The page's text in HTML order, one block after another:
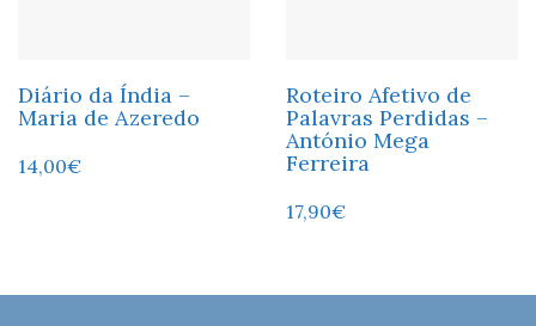
Diário da Índia –
Maria de Azeredo
14,00€
Roteiro Afetivo de
Palavras Perdidas –
António Mega
Ferreira
17,90€